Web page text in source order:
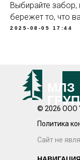
Выбирайте
бережет то, что
2025-08-05 17:44
© 2026 ООО
Политика
Сайт не
МЛЗ